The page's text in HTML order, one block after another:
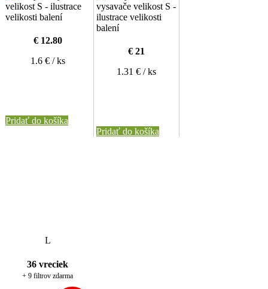
€ 12.80
1.6 € / ks
Pridať do košíka
€ 21
1.31 € / ks
Pridať do košíka
L
36 vreciek
+ 9 filtrov zdarma